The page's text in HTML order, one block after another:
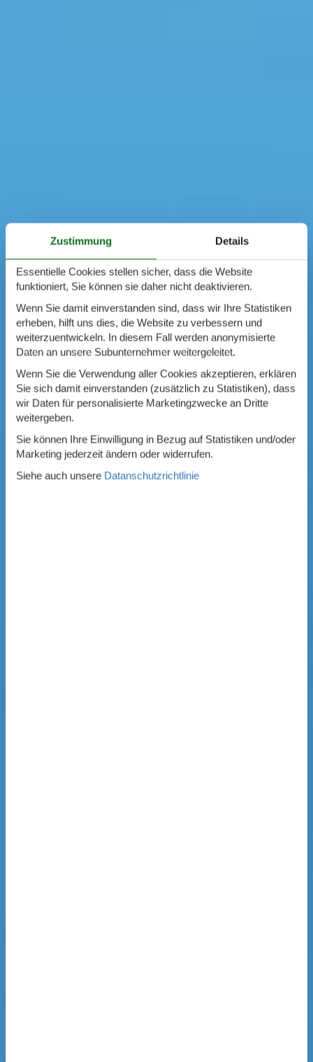
Zustimmung Details
Essentielle Cookies stellen sicher, dass die Website
funktioniert, Sie können sie daher nicht deaktivieren.
Wenn Sie damit einverstanden sind, dass wir Ihre Statistiken
erheben, hilft uns dies, die Website zu verbessern und
weiterzuentwickeln. In diesem Fall werden anonymisierte
Daten an unsere Subunternehmer weitergeleitet.
Wenn Sie die Verwendung aller Cookies akzeptieren, erklären
Sie sich damit einverstanden (zusätzlich zu Statistiken), dass
wir Daten für personalisierte Marketingzwecke an Dritte
weitergeben.
Sie können Ihre Einwilligung in Bezug auf Statistiken und/oder
Marketing jederzeit ändern oder widerrufen.
Siehe auch unsere Datanschutzrichtlinie